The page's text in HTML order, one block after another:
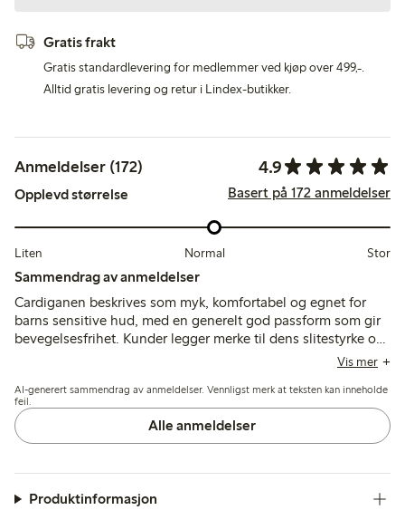
Gratis frakt
Gratis standardlevering for medlemmer ved kjøp over 499,-.
Alltid gratis levering og retur i Lindex-butikker.
Anmeldelser (172) 4.9
Opplevd størrelse Basert på 172 anmeldelser
Liten Normal Stor
Sammendrag av anmeldelser
Cardiganen beskrives som myk, komfortabel og egnet for
barns sensitive hud, med en generelt god passform som gir
bevegelsesfrihet. Kunder legger merke til dens slitestyrke og
fargebestandighet etter vask, selv om noen få nevner lett
vask.
Vis mer
AI-generert sammendrag av anmeldelser. Vennligst merk at teksten kan inneholde
feil.
Alle anmeldelser
Produktinformasjon